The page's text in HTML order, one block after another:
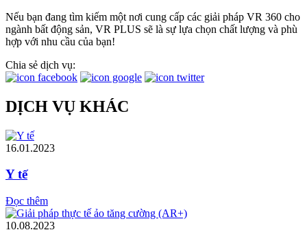
Nếu bạn đang tìm kiếm một nơi cung cấp các giải pháp VR 360 cho
ngành bất động sản, VR PLUS sẽ là sự lựa chọn chất lượng và phù
hợp với nhu cầu của bạn!
Chia sẻ dịch vụ:
DỊCH VỤ KHÁC
16.01.2023
Y tế
Đọc thêm
10.08.2023